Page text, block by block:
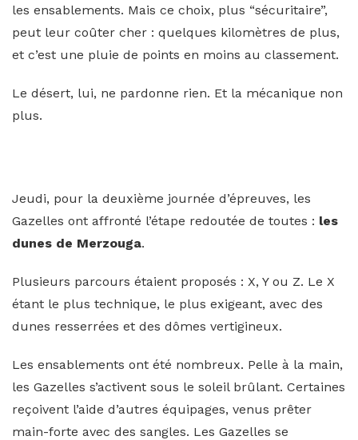
les ensablements. Mais ce choix, plus “sécuritaire”,
peut leur coûter cher : quelques kilomètres de plus,
et c’est une pluie de points en moins au classement.
Le désert, lui, ne pardonne rien. Et la mécanique non
plus.
Jeudi, pour la deuxième journée d’épreuves, les
Gazelles ont affronté l’étape redoutée de toutes : les
dunes de Merzouga.
Plusieurs parcours étaient proposés : X, Y ou Z. Le X
étant le plus technique, le plus exigeant, avec des
dunes resserrées et des dômes vertigineux.
Les ensablements ont été nombreux. Pelle à la main,
les Gazelles s’activent sous le soleil brûlant. Certaines
reçoivent l’aide d’autres équipages, venus prêter
main-forte avec des sangles. Les Gazelles se